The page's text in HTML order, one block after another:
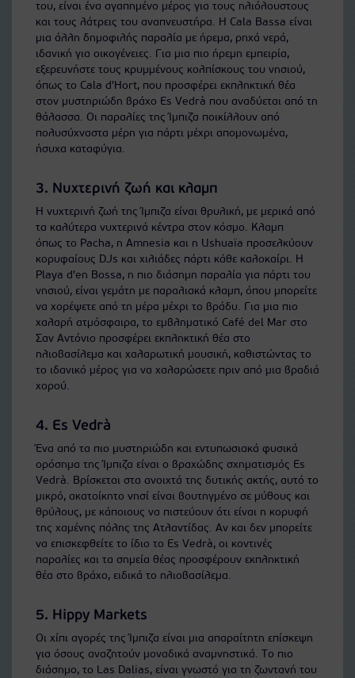
του, είναι ένα αγαπημένο μέρος για τους ηλιόλουστους
και τους λάτρεις του αναπνευστήρα. Η Cala Bassa είναι
μια άλλη δημοφιλής παραλία με ήρεμα, ρηχά νερά,
ιδανική για οικογένειες. Για μια πιο ήρεμη εμπειρία,
εξερευνήστε τους κρυμμένους κολπίσκους του νησιού,
όπως το Cala d'Hort, που προσφέρει εκπληκτική θέα
στον μυστηριώδη βράχο Es Vedrà που αναδύεται από τη
θάλασσα. Οι παραλίες της Ίμπιζα ποικίλλουν από
πολυσύχναστα μέρη για πάρτι μέχρι απομονωμένα,
ήσυχα καταφύγια.
3. Νυχτερινή ζωή και κλαμπ
Η νυχτερινή ζωή της Ίμπιζα είναι θρυλική, με μερικά από
τα καλύτερα νυχτερινά κέντρα στον κόσμο. Κλαμπ
όπως το Pacha, η Amnesia και η Ushuaïa προσελκύουν
κορυφαίους DJs και χιλιάδες πάρτι κάθε καλοκαίρι. Η
Playa d'en Bossa, η πιο διάσημη παραλία για πάρτι του
νησιού, είναι γεμάτη με παραλιακά κλαμπ, όπου μπορείτε
να χορέψετε από τη μέρα μέχρι το βράδυ. Για μια πιο
χαλαρή ατμόσφαιρα, το εμβληματικό Café del Mar στο
Σαν Αντόνιο προσφέρει εκπληκτική θέα στο
ηλιοβασίλεμα και χαλαρωτική μουσική, καθιστώντας το
το ιδανικό μέρος για να χαλαρώσετε πριν από μια βραδιά
χορού.
4. Es Vedrà
Ένα από τα πιο μυστηριώδη και εντυπωσιακά φυσικά
ορόσημα της Ίμπιζα είναι ο βραχώδης σχηματισμός Es
Vedrà. Βρίσκεται στα ανοιχτά της δυτικής ακτής, αυτό το
μικρό, ακατοίκητο νησί είναι βουτηγμένο σε μύθους και
θρύλους, με κάποιους να πιστεύουν ότι είναι η κορυφή
της χαμένης πόλης της Ατλαντίδας. Αν και δεν μπορείτε
να επισκεφθείτε το ίδιο το Es Vedrà, οι κοντινές
παραλίες και τα σημεία θέας προσφέρουν εκπληκτική
θέα στο βράχο, ειδικά το ηλιοβασίλεμα.
5. Hippy Markets
Οι χίπι αγορές της Ίμπιζα είναι μια απαραίτητη επίσκεψη
για όσους αναζητούν μοναδικά αναμνηστικά. Το πιο
διάσημο, το Las Dalias, είναι γνωστό για τη ζωντανή του